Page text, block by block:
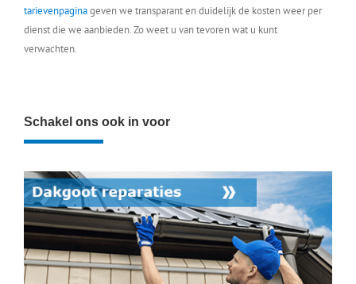
tarievenpaginageven we transparant en duidelijk de kosten weer per
dienst die we aanbieden. Zo weet u van tevoren wat u kunt
verwachten.
Schakel ons ook in voor